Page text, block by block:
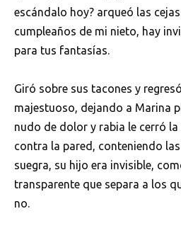
escándalo hoy? arqueó las
cumpleaños de mi nieto, hay
para tus fantasías.
Giró sobre sus tacones y
majestuoso, dejando a Marina
nudo de dolor y rabia le cerró la
contra la pared, conteniendo
suegra, su hijo era invisible,
transparente que separa a los
no.